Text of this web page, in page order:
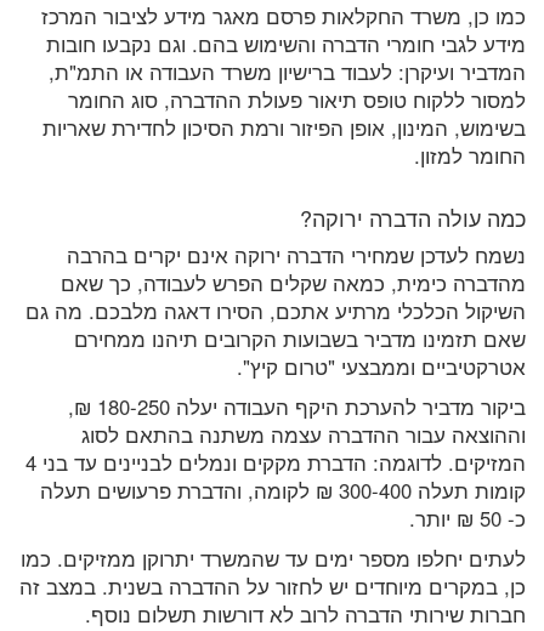
כמו כן, משרד החקלאות פרסם מאגר מידע לציבור המרכז
מידע לגבי חומרי הדברה והשימוש בהם. וגם נקבעו חובות
המדביר ועיקרן: לעבוד ברישיון משרד העבודה או התמ"ת,
למסור ללקוח טופס תיאור פעולת ההדברה, סוג החומר
בשימוש, המינון, אופן הפיזור ורמת הסיכון לחדירת שאריות
החומר למזון.
כמה עולה הדברה ירוקה?
נשמח לעדכן שמחירי הדברה ירוקה אינם יקרים בהרבה
מהדברה כימית, כמאה שקלים הפרש לעבודה, כך שאם
השיקול הכלכלי מרתיע אתכם, הסירו דאגה מלבכם. מה גם
שאם תזמינו מדביר בשבועות הקרובים תיהנו ממחירם
אטרקטיביים וממבצעי "טרום קיץ".
ביקור מדביר להערכת היקף העבודה יעלה 180-250 ₪,
וההוצאה עבור ההדברה עצמה משתנה בהתאם לסוג
המזיקים. לדוגמה: הדברת מקקים ונמלים לבניינים עד בני 4
קומות תעלה 300-400 ₪ לקומה, והדברת פרעושים תעלה
כ- 50 ₪ יותר.
לעתים יחלפו מספר ימים עד שהמשרד יתרוקן ממזיקים. כמו
כן, במקרים מיוחדים יש לחזור על ההדברה בשנית. במצב זה
חברות שירותי הדברה לרוב לא דורשות תשלום נוסף.